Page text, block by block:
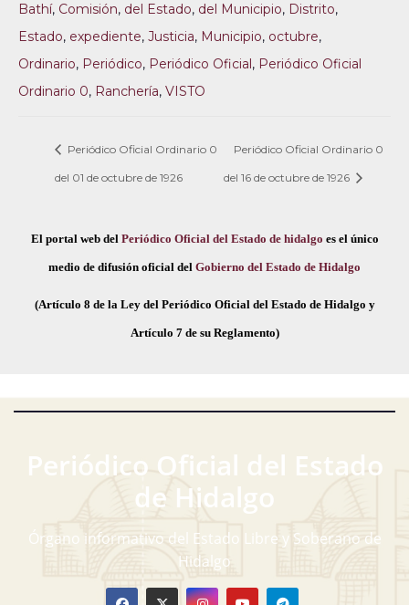
Bathí, Comisión, del Estado, del Municipio, Distrito,
Estado, expediente, Justicia, Municipio, octubre,
Ordinario, Periódico, Periódico Oficial, Periódico Oficial
Ordinario 0, Ranchería, VISTO
Periódico Oficial Ordinario 0
del 01 de octubre de 1926
Periódico Oficial Ordinario 0
del 16 de octubre de 1926
El portal web del Periódico Oficial del Estado de hidalgo es el único
medio de difusión oficial del Gobierno del Estado de Hidalgo
(Artículo 8 de la Ley del Periódico Oficial del Estado de Hidalgo y
Artículo 7 de su Reglamento)
Periódico Oficial del Estado
de Hidalgo
Órgano informativo del Estado Libre y Soberano de
Hidalgo